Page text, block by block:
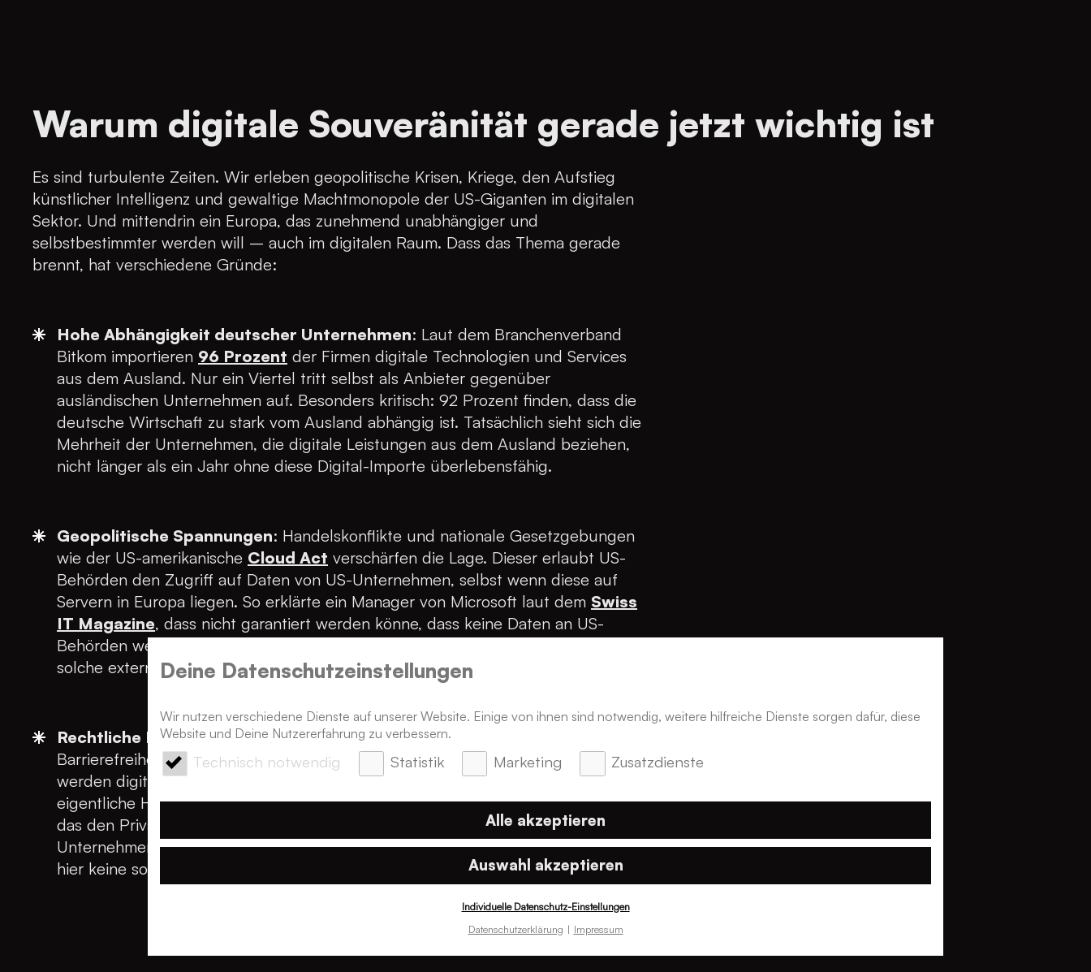
Deine Datenschutz­einstellungen
Wir nutzen verschiedene Dienste auf unserer Website. Einige von ihnen sind notwendig, weitere hilfreiche Dienste sorgen dafür, diese
Website und Deine Nutzererfahrung zu verbessern.
Technisch notwendig Statistik Marketing Zusatzdienste
Alle akzeptieren
Auswahl akzeptieren
Individuelle Datenschutz-Einstellungen
Datenschutzerklärung
Impressum
Warum digitale Souveränität gerade jetzt wichtig ist
Es sind turbulente Zeiten. Wir erleben geopolitische Krisen, Kriege, den Aufstieg
künstlicher Intelligenz und gewaltige Machtmonopole der US-Giganten im digitalen
Sektor. Und mittendrin ein Europa, das zunehmend unabhängiger und
selbstbestimmter werden will – auch im digitalen Raum. Dass das Thema gerade
brennt, hat verschiedene Gründe:
Hohe Abhängigkeit deutscher Unternehmen: Laut dem Branchenverband
Bitkom importieren 96 Prozent der Firmen digitale Technologien und Services
aus dem Ausland. Nur ein Viertel tritt selbst als Anbieter gegenüber
ausländischen Unternehmen auf. Besonders kritisch: 92 Prozent finden, dass die
deutsche Wirtschaft zu stark vom Ausland abhängig ist. Tatsächlich sieht sich die
Mehrheit der Unternehmen, die digitale Leistungen aus dem Ausland beziehen,
nicht länger als ein Jahr ohne diese Digital-Importe überlebensfähig.
Geopolitische Spannungen: Handelskonflikte und nationale Gesetzgebungen
wie der US-amerikanische Cloud Act verschärfen die Lage. Dieser erlaubt US-
Behörden den Zugriff auf Daten von US-Unternehmen, selbst wenn diese auf
Servern in Europa liegen. So erklärte ein Manager von Microsoft laut dem Swiss
IT Magazine, dass nicht garantiert werden könne, dass keine Daten an US-
Behörden weitergegeben werden. Digitale Souveränität bedeutet, sich gegen
solche externen Zugriffe auf Daten abzusichern.
Rechtliche Rahmenbedingungen & Unsicherheit:Mit dem
Barrierefreiheitsstärkungsgesetz (BFSG), das am 28. Juni 2025 in Kraft tritt,
werden digitale Standards für Produkte und Dienstleistungen Pflicht. Doch die
eigentliche Herausforderung liegt im Datentransfer. Seit dem Schrems-II-Urteil,
das den Privacy Shield kippte, sowie durch den neuen EU Data Act, stehen
Unternehmen vor strengen Hürden beim Datenaustausch mit Drittländern. Wer
hier keine souveränen Lösungen nutzt, riskiert massive Rechtsverstöße.